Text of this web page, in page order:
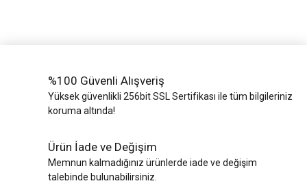
%100 Güvenli Alışveriş
Yüksek güvenlikli 256bit SSL Sertifikası ile tüm bilgileriniz
koruma altında!
Ürün İade ve Değişim
Memnun kalmadığınız ürünlerde iade ve değişim
talebinde bulunabilirsiniz.